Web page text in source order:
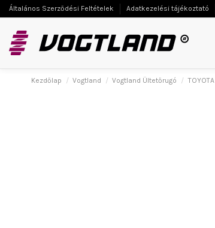
Általános Szerződési Feltételek Adatkezelési tájékoztató
Kezdőlap Vogtland Vogtland Ültetőrugó TOYOTA